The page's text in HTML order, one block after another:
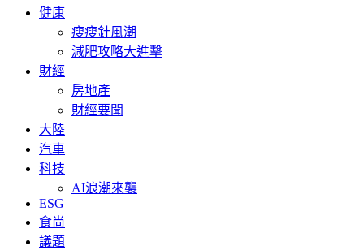
健康
瘦瘦針風潮
減肥攻略大進擊
財經
房地產
財經要聞
大陸
汽車
科技
AI浪潮來襲
ESG
食尚
議題